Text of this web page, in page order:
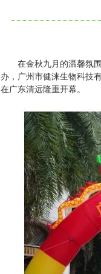
在金秋九月的温馨氛围
办，广州市健涞生物科技
在广东清远隆重开幕。